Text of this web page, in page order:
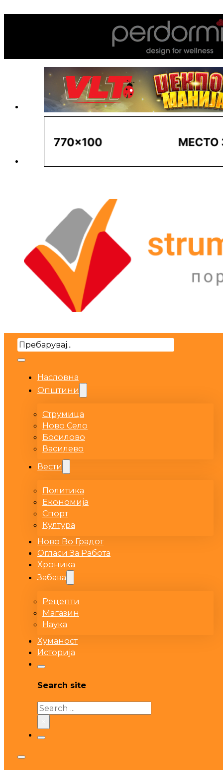
Search
Насловна
Општини
Струмица
Ново Село
Босилово
Василево
Вести
Политика
Економија
Спорт
Култура
Ново Во Градот
Огласи За Работа
Хроника
Забава
Рецепти
Магазин
Наука
Хуманост
Историја
Search site
Search